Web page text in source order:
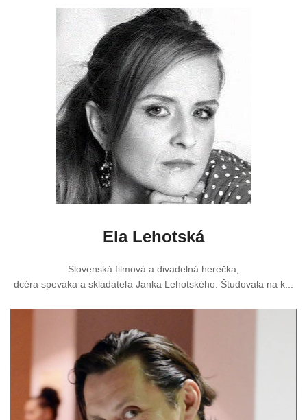
Ela Lehotská
Slovenská filmová a divadelná herečka,
dcéra speváka a skladateľa Janka Lehotského. Študovala na k...